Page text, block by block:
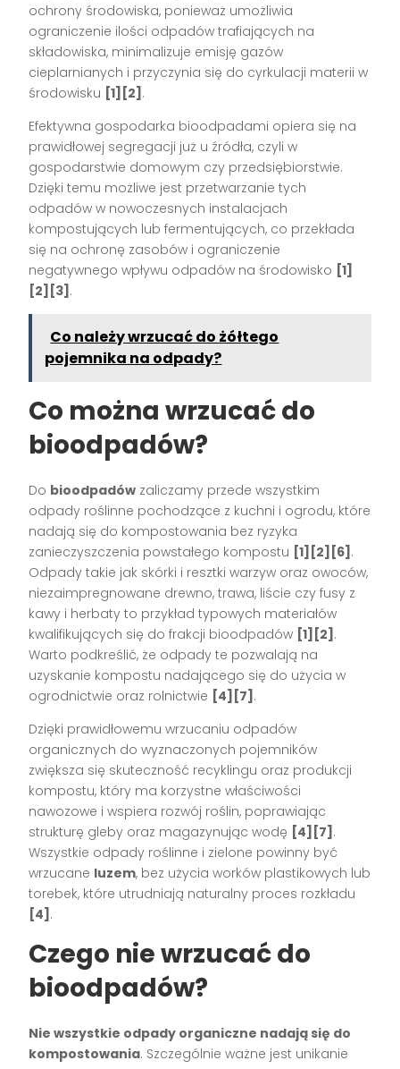
ochrony środowiska, ponieważ umożliwia
ograniczenie ilości odpadów trafiających na
składowiska, minimalizuje emisję gazów
cieplarnianych i przyczynia się do cyrkulacji materii w
środowisku [1][2] .
Efektywna gospodarka bioodpadami opiera się na
prawidłowej segregacji już u źródła, czyli w
gospodarstwie domowym czy przedsiębiorstwie.
Dzięki temu możliwe jest przetwarzanie tych
odpadów w nowoczesnych instalacjach
kompostujących lub fermentujących, co przekłada
się na ochronę zasobów i ograniczenie
negatywnego wpływu odpadów na środowisko [1]
[2][3] .
Co należy wrzucać do żółtego
pojemnika na odpady?
Co można wrzucać do
bioodpadów?
Do bioodpadów zaliczamy przede wszystkim
odpady roślinne pochodzące z kuchni i ogrodu, które
nadają się do kompostowania bez ryzyka
zanieczyszczenia powstałego kompostu [1][2][6] .
Odpady takie jak skórki i resztki warzyw oraz owoców,
niezaimpregnowane drewno, trawa, liście czy fusy z
kawy i herbaty to przykład typowych materiałów
kwalifikujących się do frakcji bioodpadów [1][2] .
Warto podkreślić, że odpady te pozwalają na
uzyskanie kompostu nadającego się do użycia w
ogrodnictwie oraz rolnictwie [4][7] .
Dzięki prawidłowemu wrzucaniu odpadów
organicznych do wyznaczonych pojemników
zwiększa się skuteczność recyklingu oraz produkcji
kompostu, który ma korzystne właściwości
nawozowe i wspiera rozwój roślin, poprawiając
strukturę gleby oraz magazynując wodę [4][7] .
Wszystkie odpady roślinne i zielone powinny być
wrzucane luzem, bez użycia worków plastikowych lub
torebek, które utrudniają naturalny proces rozkładu
[4] .
Czego nie wrzucać do
bioodpadów?
Nie wszystkie odpady organiczne nadają się do
kompostowania. Szczególnie ważne jest unikanie